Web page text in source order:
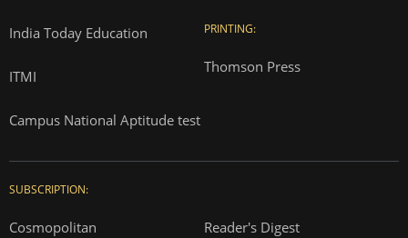
India Today Education
ITMI
Campus National Aptitude test
PRINTING:
Thomson Press
SUBSCRIPTION:
Cosmopolitan Reader's Digest